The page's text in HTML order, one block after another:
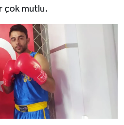
çok mutlu.